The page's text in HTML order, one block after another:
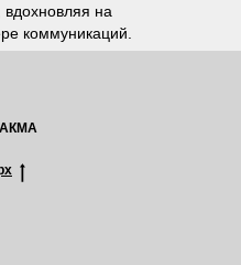
на
коммуникаций.